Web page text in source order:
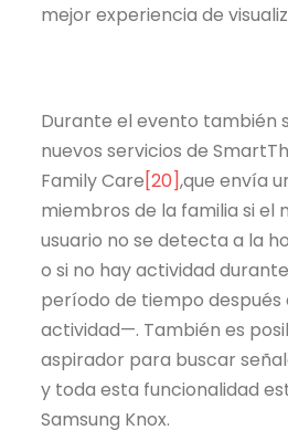
mejor experiencia de
Durante el evento también
nuevos servicios de
Family Care[20],que envía
miembros de la familia si el
usuario no se detecta a la
o si no hay actividad
período de tiempo después
actividad—. También es
aspirador para buscar
y toda esta funcionalidad
Samsung Knox.